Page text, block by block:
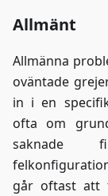
Allmänt
Allmänna
oväntade
in i en
ofta om
saknade
går oftast att